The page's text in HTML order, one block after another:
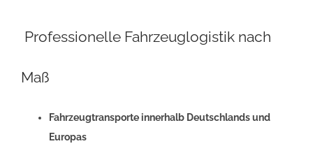
Professionelle Fahrzeuglogistik nach
Maß
Fahrzeugtransporte innerhalb Deutschlands und
Europas